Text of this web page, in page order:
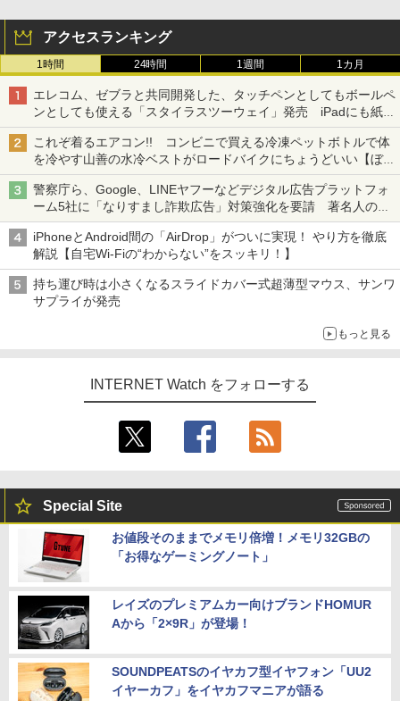
アクセスランキング
1時間 24時間 1週間 1カ月
エレコム、ゼブラと共同開発した、タッチペンとしてもボールペ
ンとしても使える「スタイラスツーウェイ」発売 iPadにも紙に
も、持ち替えずに書き込める
これぞ着るエアコン!! コンビニで買える冷凍ペットボトルで体
を冷やす山善の水冷ベストがロードバイクにちょうどいい【ぼっ
ち・ざ・ろーど！その14】【空いた時間でなにしてる？】
警察庁ら、Google、LINEヤフーなどデジタル広告プラットフォ
ーム5社に「なりすまし詐欺広告」対策強化を要請 著名人の写
真や映像を使った投資詐欺などへの対策として
iPhoneとAndroid間の「AirDrop」がついに実現！ やり方を徹底
解説【自宅Wi-Fiの“わからない”をスッキリ！】
持ち運び時は小さくなるスライドカバー式超薄型マウス、サンワ
サプライが発売
もっと見る
INTERNET Watch をフォローする
Special Site
お値段そのままでメモリ倍増！メモリ32GBの
「お得なゲーミングノート」
レイズのプレミアムカー向けブランドHOMUR
Aから「2×9R」が登場！
SOUNDPEATSのイヤカフ型イヤフォン「UU2
イヤーカフ」をイヤカフマニアが語る